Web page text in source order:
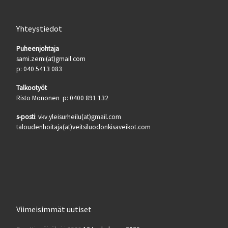
Yhteystiedot
Puheenjohtaja
sami.zerni(at)gmail.com
p: 040 5413 083
Talkootyöt
Risto Mononen p: 0400 891 132
s-posti: vkv.yleisurheilu(at)gmail.com
taloudenhoitaja(at)veitsiluodonkisaveikot.com
Viimeisimmät uutiset